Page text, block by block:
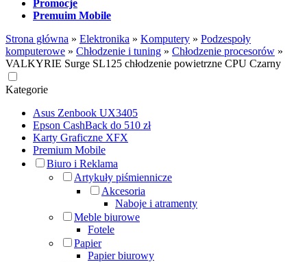
Promocje
Premuim Mobile
Strona główna » Elektronika » Komputery » Podzespoły
komputerowe » Chłodzenie i tuning » Chłodzenie procesorów »
VALKYRIE Surge SL125 chłodzenie powietrzne CPU Czarny
Kategorie
Asus Zenbook UX3405
Epson CashBack do 510 zł
Karty Graficzne XFX
Premium Mobile
Biuro i Reklama
Artykuły piśmiennicze
Akcesoria
Naboje i atramenty
Meble biurowe
Fotele
Papier
Papier biurowy